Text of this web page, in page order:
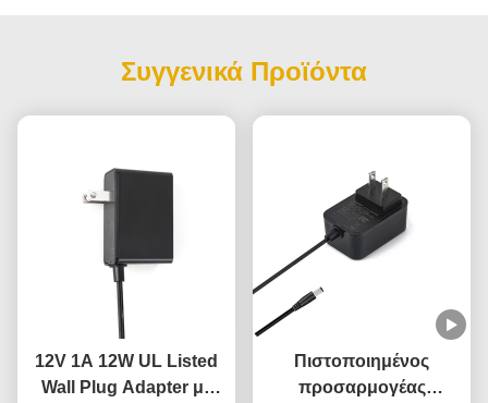
Συγγενικά Προϊόντα
12V 1A 12W UL Listed
Wall Plug Adapter με
Πιστοποιημένος
προσαρμογέας